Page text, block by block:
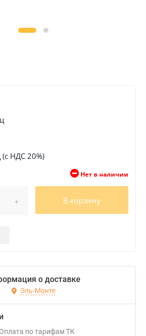
НДС 20%)
Нет в наличии
В корзину
о доставке
Эль-Монте
Оплата по тарифам ТК